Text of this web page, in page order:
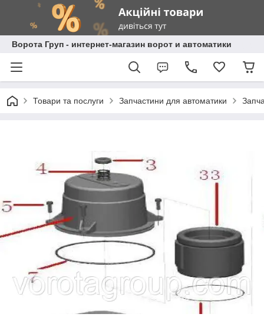
Ворота Груп - интернет-магазин ворот и автоматики
Товари та послуги Запчастини для автоматики